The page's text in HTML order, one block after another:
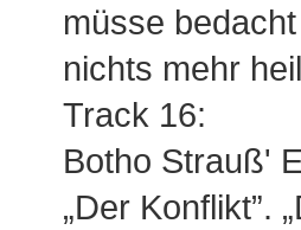
müsse
nichts mehr
Track 16:
Botho Strauß'
„Der Konflikt”.